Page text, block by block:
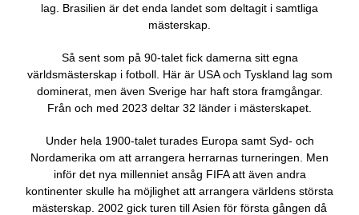
lag. Brasilien är det enda landet som deltagit i samtliga
mästerskap.
Så sent som på 90-talet fick damerna sitt egna
världsmästerskap i fotboll. Här är USA och Tyskland lag som
dominerat, men även Sverige har haft stora framgångar.
Från och med 2023 deltar 32 länder i mästerskapet.
Under hela 1900-talet turades Europa samt Syd- och
Nordamerika om att arrangera herrarnas turneringen. Men
inför det nya millenniet ansåg FIFA att även andra
kontinenter skulle ha möjlighet att arrangera världens största
mästerskap. 2002 gick turen till Asien för första gången då